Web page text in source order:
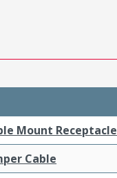
Mount Receptacle
Cable